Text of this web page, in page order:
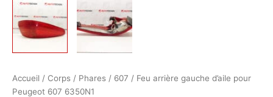
Accueil / Corps / Phares / 607 / Feu arrière gauche d’aile pour
Peugeot 607 6350N1